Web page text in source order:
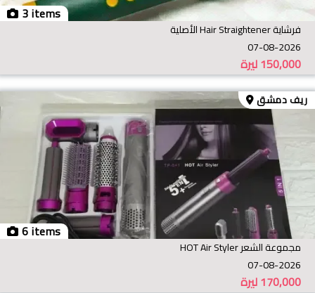
3 items
فرشاية Hair Straightener الأصلية
07-08-2026
ليرة150,000
6 items
ريف دمشق
مجموعة الشعر HOT Air Styler
07-08-2026
ليرة170,000